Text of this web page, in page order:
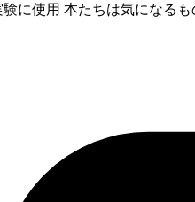
に使用 本たちは気になる